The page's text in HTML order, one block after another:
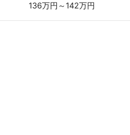
136万円～142万円